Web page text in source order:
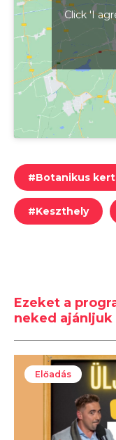
Kattints
Click 'I
#Botanikus kert
#Keszthely
Ezeket a
neked ajánljuk
Előadás